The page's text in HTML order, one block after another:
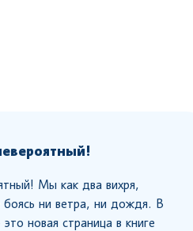
Мы как два вихря,
боясь ни ветра, ни дождя. В
новая страница в книге